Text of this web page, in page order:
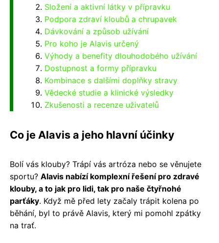
Složení a aktivní látky v přípravku
Podpora zdraví kloubů a chrupavek
Dávkování a způsob užívání
Pro koho je Alavis určený
Výhody a benefity dlouhodobého užívání
Dostupnost a formy přípravku
Kombinace s dalšími doplňky stravy
Vědecké studie a klinické výsledky
Zkušenosti a recenze uživatelů
Co je Alavis a jeho hlavní účinky
Bolí vás klouby? Trápí vás artróza nebo se věnujete
sportu? Alavis nabízí komplexní řešení pro zdravé
klouby, a to jak pro lidi, tak pro naše čtyřnohé
parťáky. Když mě před lety začaly trápit kolena po
běhání, byl to právě Alavis, který mi pomohl zpátky
na trať.